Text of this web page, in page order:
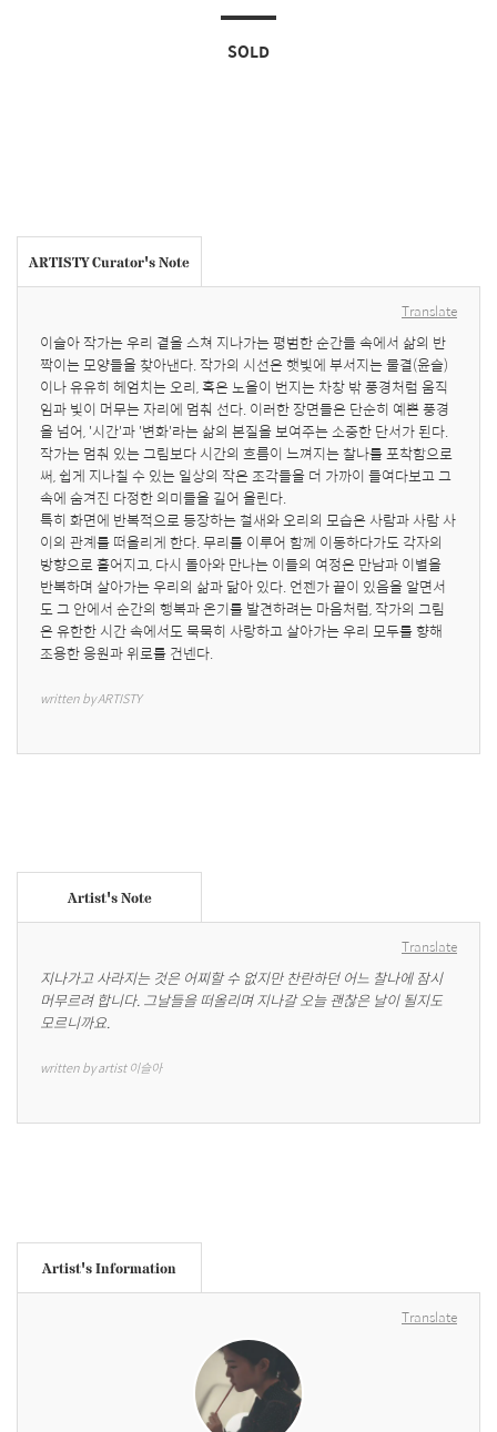
SOLD
ARTISTY Curator's Note
Translate
이슬아 작가는 우리 곁을 스쳐 지나가는 평범한 순간들 속에서 삶의 반
짝이는 모양들을 찾아낸다. 작가의 시선은 햇빛에 부서지는 물결(윤슬)
이나 유유히 헤엄치는 오리, 혹은 노을이 번지는 차창 밖 풍경처럼 움직
임과 빛이 머무는 자리에 멈춰 선다. 이러한 장면들은 단순히 예쁜 풍경
을 넘어, '시간'과 '변화'라는 삶의 본질을 보여주는 소중한 단서가 된다.
작가는 멈춰 있는 그림보다 시간의 흐름이 느껴지는 찰나를 포착함으로
써, 쉽게 지나칠 수 있는 일상의 작은 조각들을 더 가까이 들여다보고 그
속에 숨겨진 다정한 의미들을 길어 올린다.
특히 화면에 반복적으로 등장하는 철새와 오리의 모습은 사람과 사람 사
이의 관계를 떠올리게 한다. 무리를 이루어 함께 이동하다가도 각자의
방향으로 흩어지고, 다시 돌아와 만나는 이들의 여정은 만남과 이별을
반복하며 살아가는 우리의 삶과 닮아 있다. 언젠가 끝이 있음을 알면서
도 그 안에서 순간의 행복과 온기를 발견하려는 마음처럼, 작가의 그림
은 유한한 시간 속에서도 묵묵히 사랑하고 살아가는 우리 모두를 향해
조용한 응원과 위로를 건넨다.
written by ARTISTY
Artist's Note
Translate
지나가고 사라지는 것은 어찌할 수 없지만 찬란하던 어느 찰나에 잠시
머무르려 합니다. 그날들을 떠올리며 지나갈 오늘 괜찮은 날이 될지도
모르니까요.
written by artist 이슬아
Artist's Information
Translate